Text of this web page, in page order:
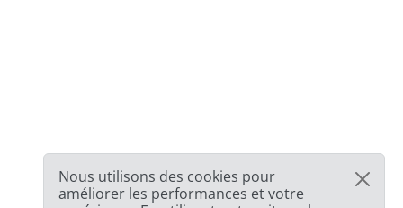
Nous utilisons des cookies pour
améliorer les performances et votre